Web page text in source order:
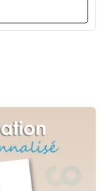
que des
et
pour créer
boutiques en
transmettre un
rendre le
Cette
des